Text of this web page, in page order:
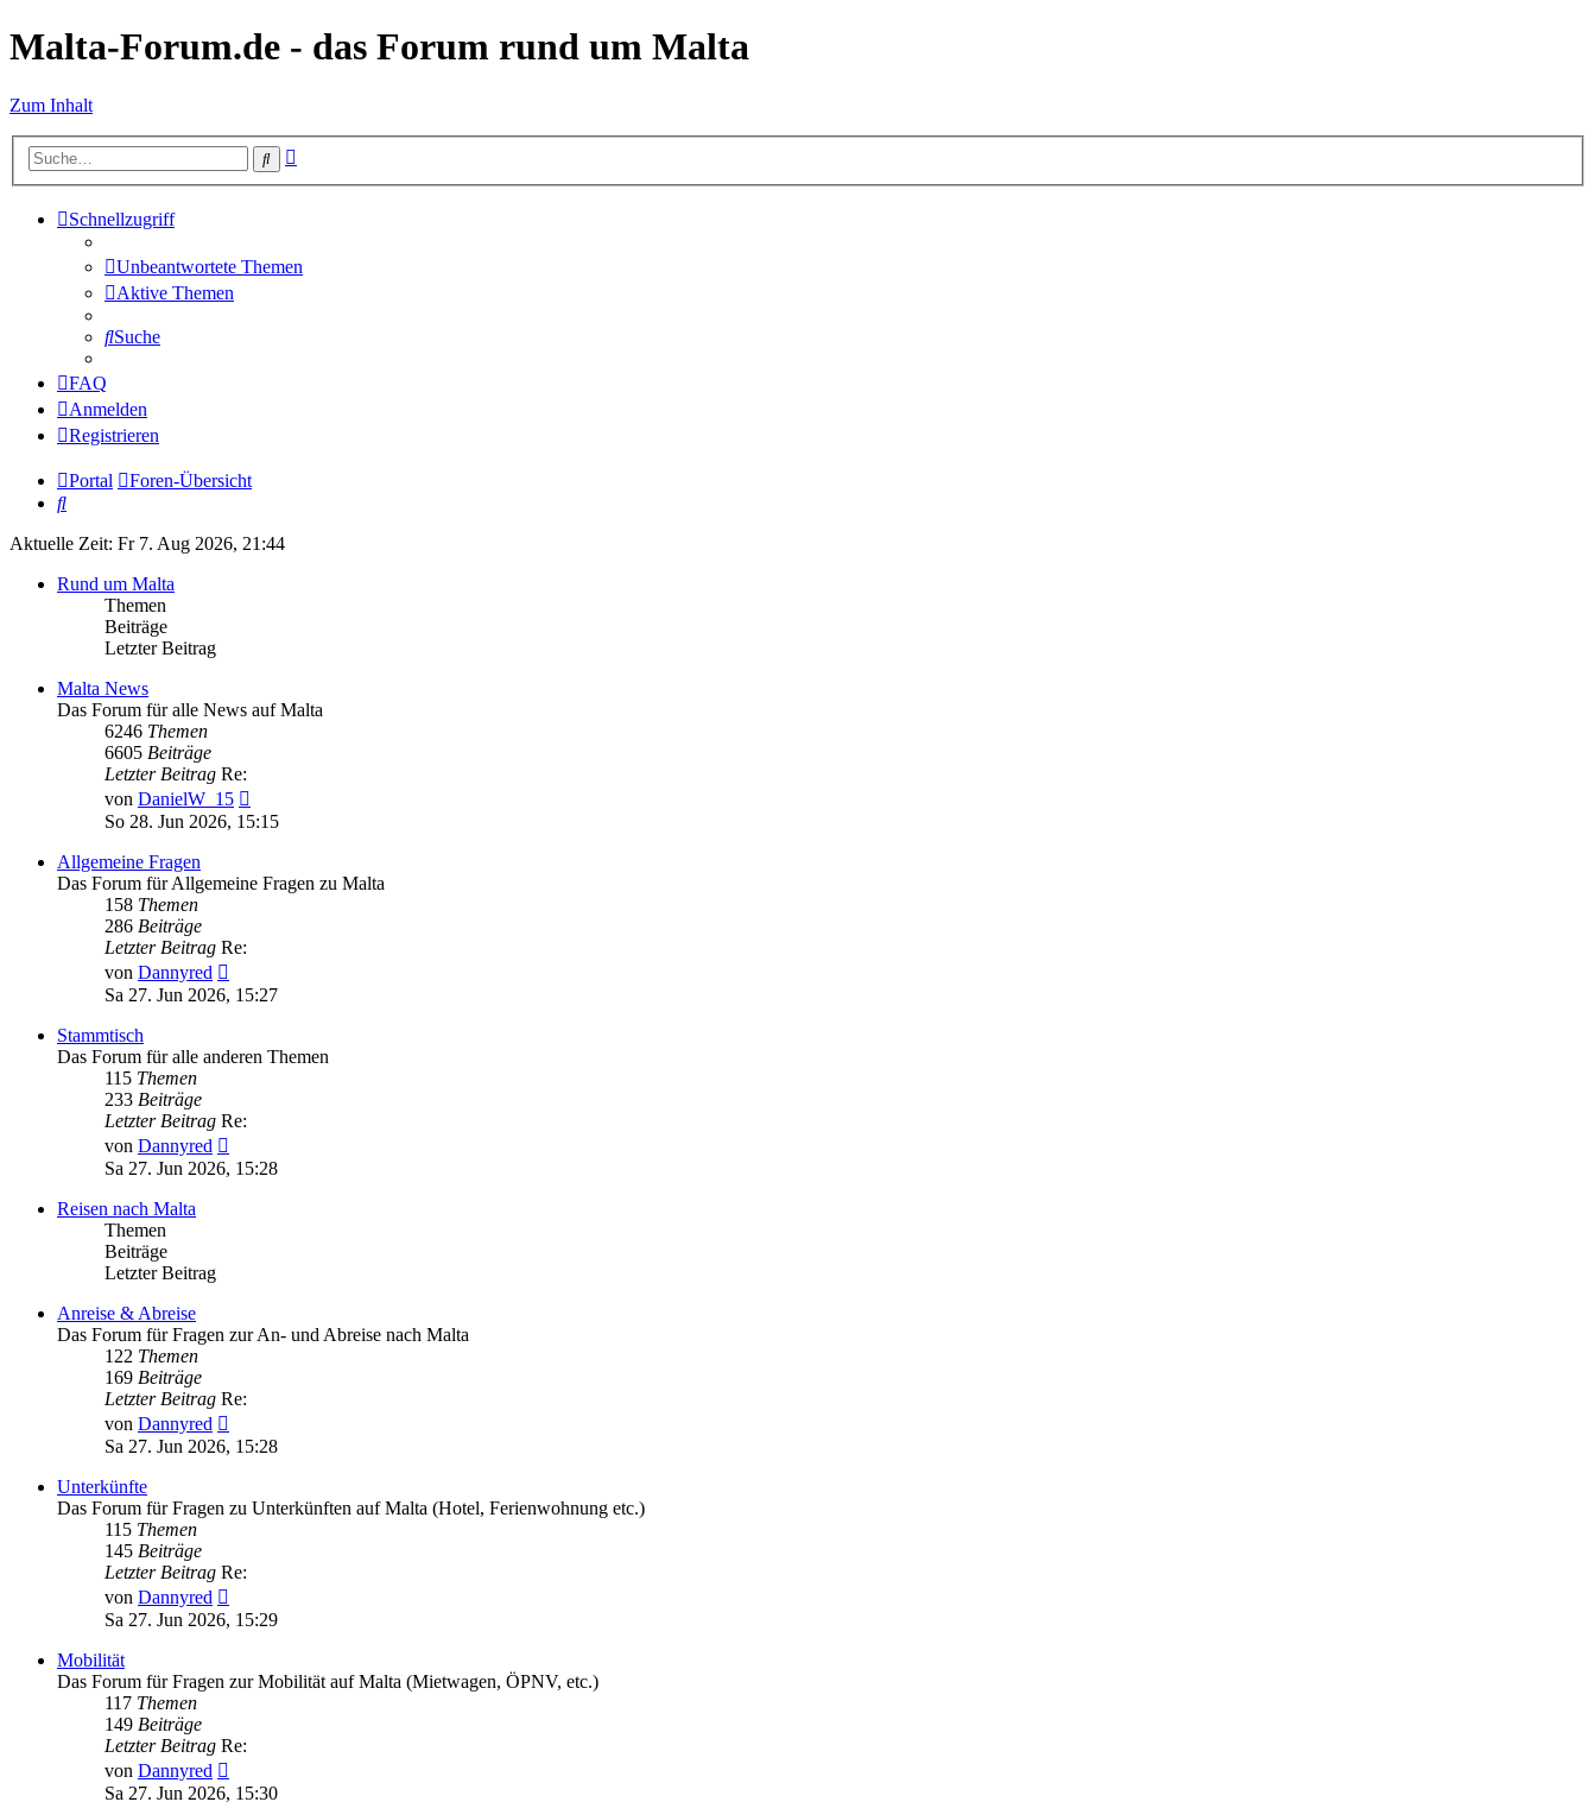
Malta-Forum.de - das Forum rund um Malta
Zum Inhalt
Suche
Schnellzugriff
Unbeantwortete Themen
Aktive Themen
Suche
FAQ
Anmelden
Registrieren
Portal
Foren-Übersicht
Suche
Aktuelle Zeit: Fr 7. Aug 2026, 21:44
Rund um Malta
Themen
Beiträge
Letzter Beitrag
Malta News
Das Forum für alle News auf Malta
6246 Themen
6605 Beiträge
Letzter Beitrag Re:
von DanielW_15
Beitrag
So 28. Jun 2026, 15:15
Allgemeine Fragen
Das Forum für Allgemeine Fragen zu Malta
158 Themen
286 Beiträge
Letzter Beitrag Re:
von Dannyred
Beitrag
Sa 27. Jun 2026, 15:27
Stammtisch
Das Forum für alle anderen Themen
115 Themen
233 Beiträge
Letzter Beitrag Re:
von Dannyred
Beitrag
Sa 27. Jun 2026, 15:28
Reisen nach Malta
Themen
Beiträge
Letzter Beitrag
Anreise & Abreise
Das Forum für Fragen zur An- und Abreise nach Malta
122 Themen
169 Beiträge
Letzter Beitrag Re:
von Dannyred
Beitrag
Sa 27. Jun 2026, 15:28
Unterkünfte
Das Forum für Fragen zu Unterkünften auf Malta (Hotel, Ferienwohnung etc.)
115 Themen
145 Beiträge
Letzter Beitrag Re:
von Dannyred
Beitrag
Sa 27. Jun 2026, 15:29
Mobilität
Das Forum für Fragen zur Mobilität auf Malta (Mietwagen, ÖPNV, etc.)
117 Themen
149 Beiträge
Letzter Beitrag Re:
von Dannyred
Beitrag
Sa 27. Jun 2026, 15:30